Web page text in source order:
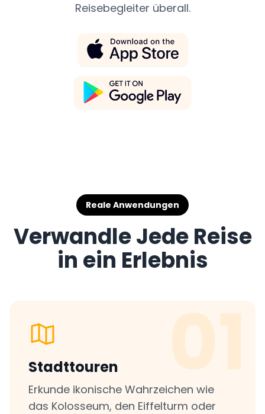
Reisebegleiter überall.
Reale Anwendungen
Verwandle Jede Reise
in ein Erlebnis
01
Stadttouren
Erkunde ikonische Wahrzeichen wie
das Kolosseum, den Eiffelturm oder